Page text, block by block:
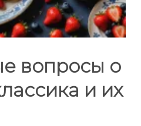
вопросы о
и их